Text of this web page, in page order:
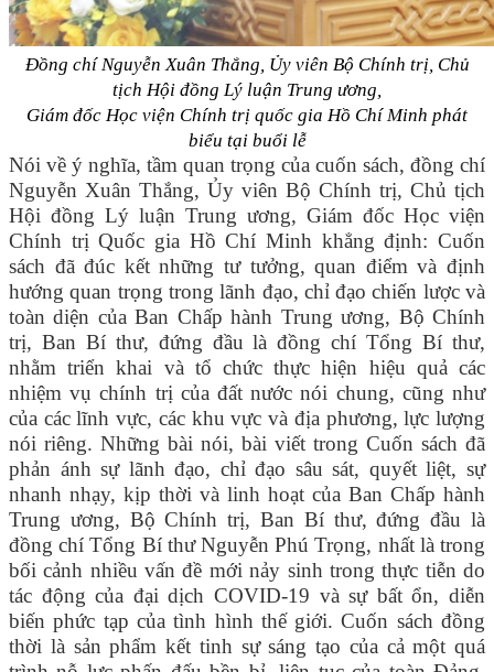
Đồng chí Nguyễn Xuân Thắng, Ủy viên Bộ Chính trị, Chủ
tịch Hội đồng Lý luận Trung ương,
Giám đốc Học viện Chính trị quốc gia Hồ Chí Minh phát
biểu tại buổi lễ
Nói về ý nghĩa, tầm quan trọng của cuốn sách, đồng chí
Nguyễn Xuân Thắng, Ủy viên Bộ Chính trị, Chủ tịch
Hội đồng Lý luận Trung ương, Giám đốc Học viện
Chính trị Quốc gia Hồ Chí Minh khẳng định: Cuốn
sách đã đúc kết những tư tưởng, quan điểm và định
hướng quan trọng trong lãnh đạo, chỉ đạo chiến lược và
toàn diện của Ban Chấp hành Trung ương, Bộ Chính
trị, Ban Bí thư, đứng đầu là đồng chí Tổng Bí thư,
nhằm triển khai và tổ chức thực hiện hiệu quả các
nhiệm vụ chính trị của đất nước nói chung, cũng như
của các lĩnh vực, các khu vực và địa phương, lực lượng
nói riêng. Những bài nói, bài viết trong Cuốn sách đã
phản ánh sự lãnh đạo, chỉ đạo sâu sát, quyết liệt, sự
nhanh nhạy, kịp thời và linh hoạt của Ban Chấp hành
Trung ương, Bộ Chính trị, Ban Bí thư, đứng đầu là
đồng chí Tổng Bí thư Nguyễn Phú Trọng, nhất là trong
bối cảnh nhiều vấn đề mới nảy sinh trong thực tiễn do
tác động của đại dịch COVID-19 và sự bất ổn, diễn
biến phức tạp của tình hình thế giới. Cuốn sách đồng
thời là sản phẩm kết tinh sự sáng tạo của cả một quá